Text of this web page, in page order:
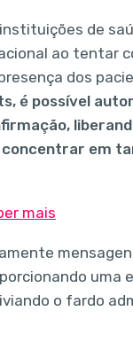
de
ao tentar
dos
é possível
concentrar em
uma
o fardo